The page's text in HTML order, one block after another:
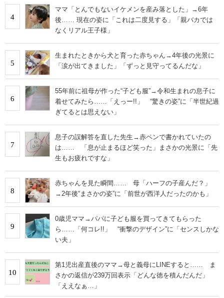
4
ママ「とんでもないイケメンを産み落とした」→6年
後…… 現在の姿に「これは二度見する」「親バカでは
なくリアル王子様」
5
生まれたときから犬と育った赤ちゃん→4年後の光景に
「涙が出てきました」「ずっと見守ってるんだな」
6
55年前に祖母が作った“子ども服”→令和生まれの息子に
着せてみたら……「えっー!!」 “驚きの姿”に「半世紀過
ぎてるとは思えない」
7
息子の誤解答を直した先生→赤ペンで書かれていたの
は…… 「息が止まるほど笑った」まさかの光景に「先
生もお疲れですな」
8
赤ちゃんを見た瞬間…… 母「ハーフの子産んだ？」
→2年後“まさかの姿”に「前世が西洋人だったのかも」
9
0歳児ママ→パパに子ども服を買ってきてもらった
ら……「何コレ!!」 “衝撃のデザイン”に「センスしかな
い夫」
10
第1児出産直後のママ→母と義母にLINEすると…… ま
さかの返信が239万回表示「どんな徳を積んだんだ」
「ええなぁ…」